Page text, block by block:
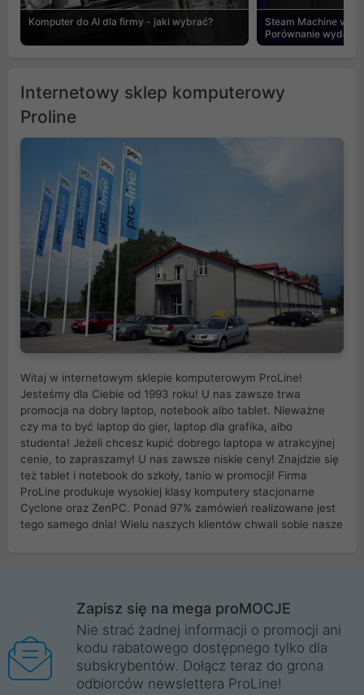
Komputer do AI dla firmy - jaki wybrać?
Steam Machine vs
Porównanie
Internetowy sklep komputerowy
Proline
Witaj w internetowym sklepie komputerowym ProLine!
Jesteśmy dla Ciebie od 1993 roku! U nas zawsze trwa
promocja na dobry laptop, notebook albo tablet. Nieważne
czy ma to być laptop do gier, laptop dla grafika, albo
studenta! Jeżeli chcesz kupić dobrego laptopa w atrakcyjnej
cenie, to zapraszamy! U nas zawsze niskie ceny! Znajdzie się
też tablet i notebook do szkoły, tanio w promocji! Firma
ProLine produkuje wysokiej klasy komputery stacjonarne
Cyclone oraz ZenPC. Ponad 97% zamówień realizowane jest
tego samego dnia! Wielu naszych klientów chwali sobie nasze
Wrocław, Poznań, Legnica, Katowice, Gliwice, Kalisz, Bytom,
Trzebnica, Opole. Szybka i profesjonalna obsługa!
ProLine to polska firma ze 100% polskim kapitałem. Działamy
legalnie i płacimy podatki w naszym kraju! Posiadamy siedzibę
główną w Mirkowie oraz salony na terenie kraju. Cała
Zapisz się na mega proMOCJE
Nie strać żadnej informacji o promocji ani
kodu rabatowego dostępnego tylko dla
subskrybentów. Dołącz teraz do grona
odbiorców newslettera ProLine!